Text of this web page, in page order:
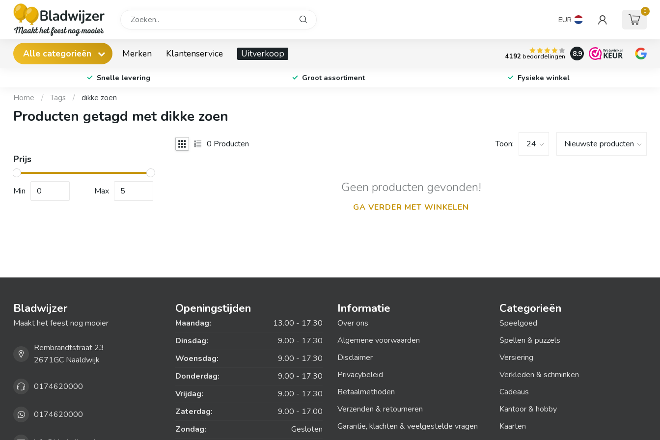
EUR
0
Alle categorieën Merken Klantenservice Uitverkoop 4192 beoordelingen 8.9
Snelle levering Groot assortiment Fysieke winkel
Home / Tags / dikke zoen
Producten getagd met dikke zoen
Prijs
Min Max
0 Producten Toon:
Geen producten gevonden!
GA VERDER MET WINKELEN
Bladwijzer
Maakt het feest nog mooier
Rembrandtstraat 23
2671GC Naaldwijk
0174620000
0174620000
Openingstijden
Maandag:
13.00 - 17.30
Dinsdag:
9.00 - 17.30
Woensdag:
9.00 - 17.30
Donderdag:
9.00 - 17.30
Vrijdag:
9.00 - 17.30
Zaterdag:
9.00 - 17.00
Zondag:
Gesloten
Informatie
Over ons
Algemene voorwaarden
Disclaimer
Privacybeleid
Betaalmethoden
Verzenden & retourneren
Garantie, klachten & veelgestelde vragen
Categorieën
Speelgoed
Spellen & puzzels
Versiering
Verkleden & schminken
Cadeaus
Kantoor & hobby
Kaarten